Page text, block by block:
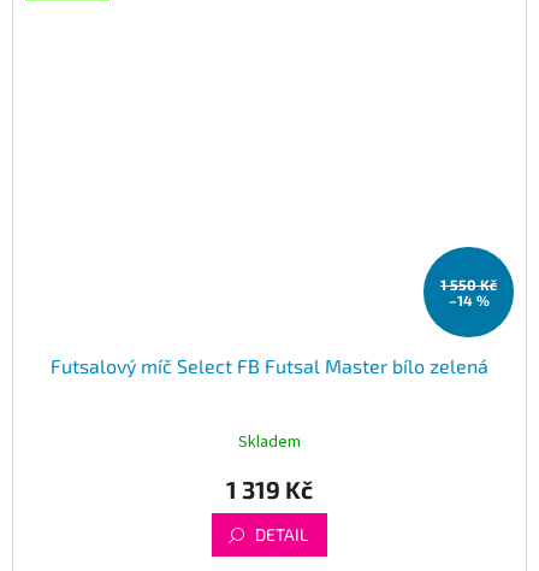
1 550 Kč
–14 %
Futsalový míč Select FB Futsal Master bílo zelená
Skladem
1 319 Kč
DETAIL